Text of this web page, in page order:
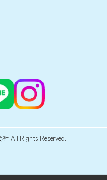
All Rights Reserved.